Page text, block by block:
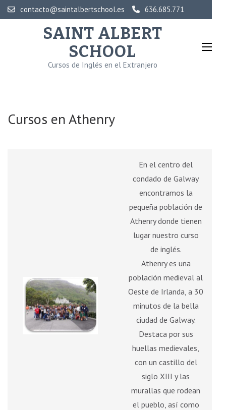
Saltar
al
contacto@saintalbertschool.es 636.685.771
SAINT ALBERT
SCHOOL
Cursos de Inglés en el Extranjero
Cursos en Athenry
En el centro del
condado de Galway
encontramos la
pequeña población de
Athenry donde tienen
lugar nuestro curso
de inglés.
Athenry es una
población medieval al
Oeste de Irlanda, a 30
minutos de la bella
ciudad de Galway.
Destaca por sus
huellas medievales,
con un castillo del
siglo XIII y las
murallas que rodean
el pueblo, así como